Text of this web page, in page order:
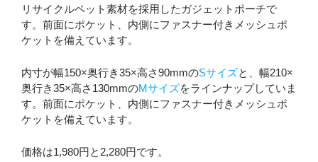
リサイクルペット素材を採用したガジェットポーチで
す。前面にポケット、内側にファスナー付きメッシュポ
ケットを備えています。
内寸が幅150×奥行き35×高さ90mmのSサイズと、幅210×
奥行き35×高さ130mmのMサイズをラインナップしていま
す。前面にポケット、内側にファスナー付きメッシュポ
ケットを備えています。
価格は1,980円と2,280円です。